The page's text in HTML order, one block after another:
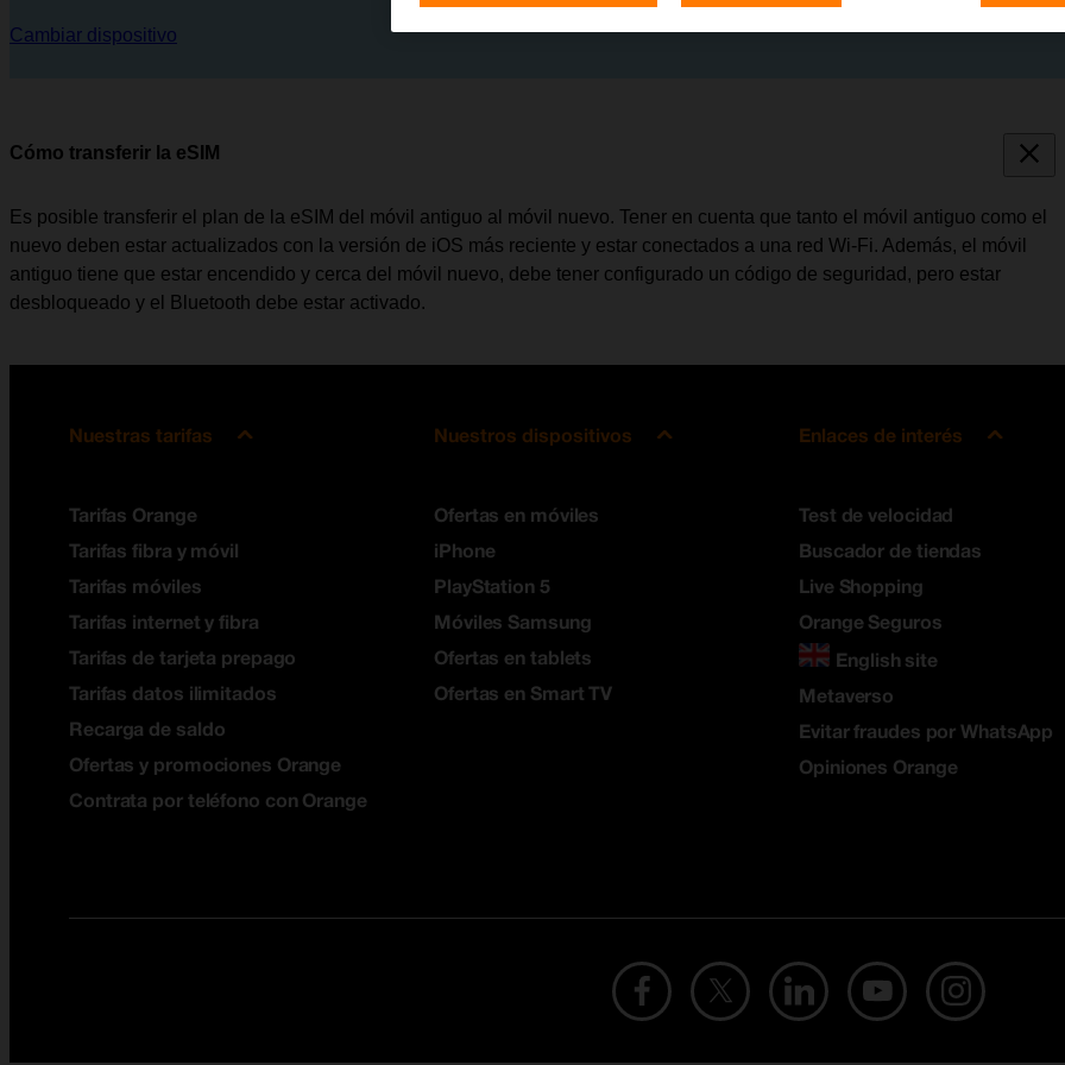
Cambiar dispositivo
Cómo transferir la eSIM
Es posible transferir el plan de la eSIM del móvil antiguo al móvil nuevo. Tener en cuenta que tanto el móvil antiguo como el
nuevo deben estar actualizados con la versión de iOS más reciente y estar conectados a una red Wi-Fi. Además, el móvil
antiguo tiene que estar encendido y cerca del móvil nuevo, debe tener configurado un código de seguridad, pero estar
desbloqueado y el Bluetooth debe estar activado.
Nuestras tarifas
Tarifas Orange
Tarifas fibra y móvil
Tarifas móviles
Tarifas internet y fibra
Tarifas de tarjeta prepago
Tarifas datos ilimitados
Recarga de saldo
Ofertas y promociones Orange
Contrata por teléfono con Orange
Nuestros dispositivos
Ofertas en móviles
iPhone
PlayStation 5
Móviles Samsung
Ofertas en tablets
Ofertas en Smart TV
Enlaces de interés
Test de velocidad
Buscador de tiendas
Live Shopping
Orange Seguros
English site
Metaverso
Evitar fraudes por WhatsApp
Opiniones Orange